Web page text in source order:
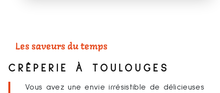
Les saveurs du temps
CRÊPERIE À TOULOUGES
Vous avez une envie irrésistible de délicieuses